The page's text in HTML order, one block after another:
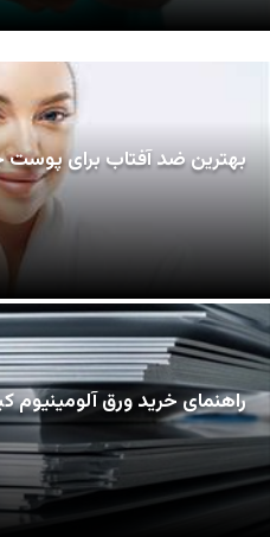
بهترین ضد آفتاب برای پوست
راهنمای خرید ورق آلومینیوم